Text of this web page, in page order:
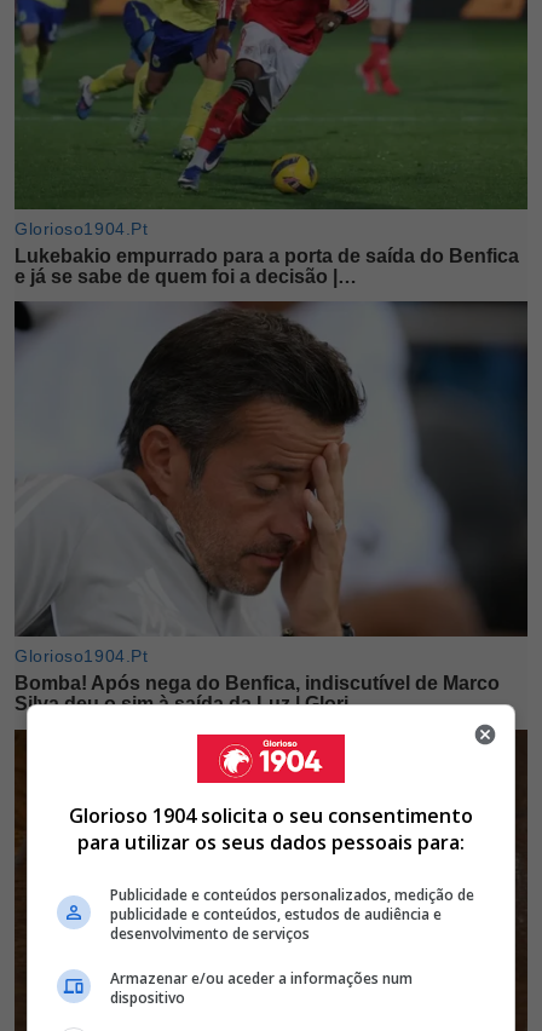
Glorioso 1904 solicita o seu consentimento
para utilizar os seus dados pessoais para:
Publicidade e conteúdos personalizados, medição de
publicidade e conteúdos, estudos de audiência e
desenvolvimento de serviços
Armazenar e/ou aceder a informações num
dispositivo